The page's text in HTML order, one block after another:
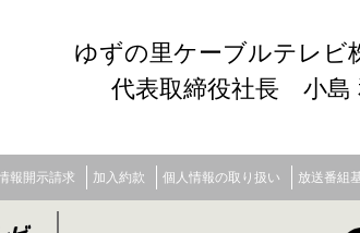
ゆずの里ケーブルテレビ
代表取締役社長 小島
報開示請求 加入約款 個人情報の取り扱い 放送番組